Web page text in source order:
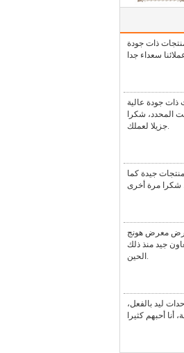
ذات جودة
جودة عالية
المحدد، شكرا
جزيلا لعملك.
جيدة كما
معرض هونج
لدينا تعاون جيد منذ ذلك
الحين.
ليد بالفعل،